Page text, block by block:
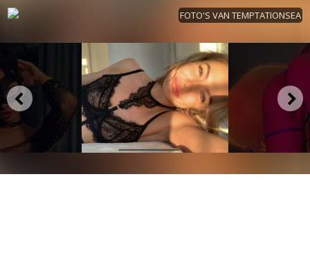
FOTO'S VAN TEMPTATIONSEA